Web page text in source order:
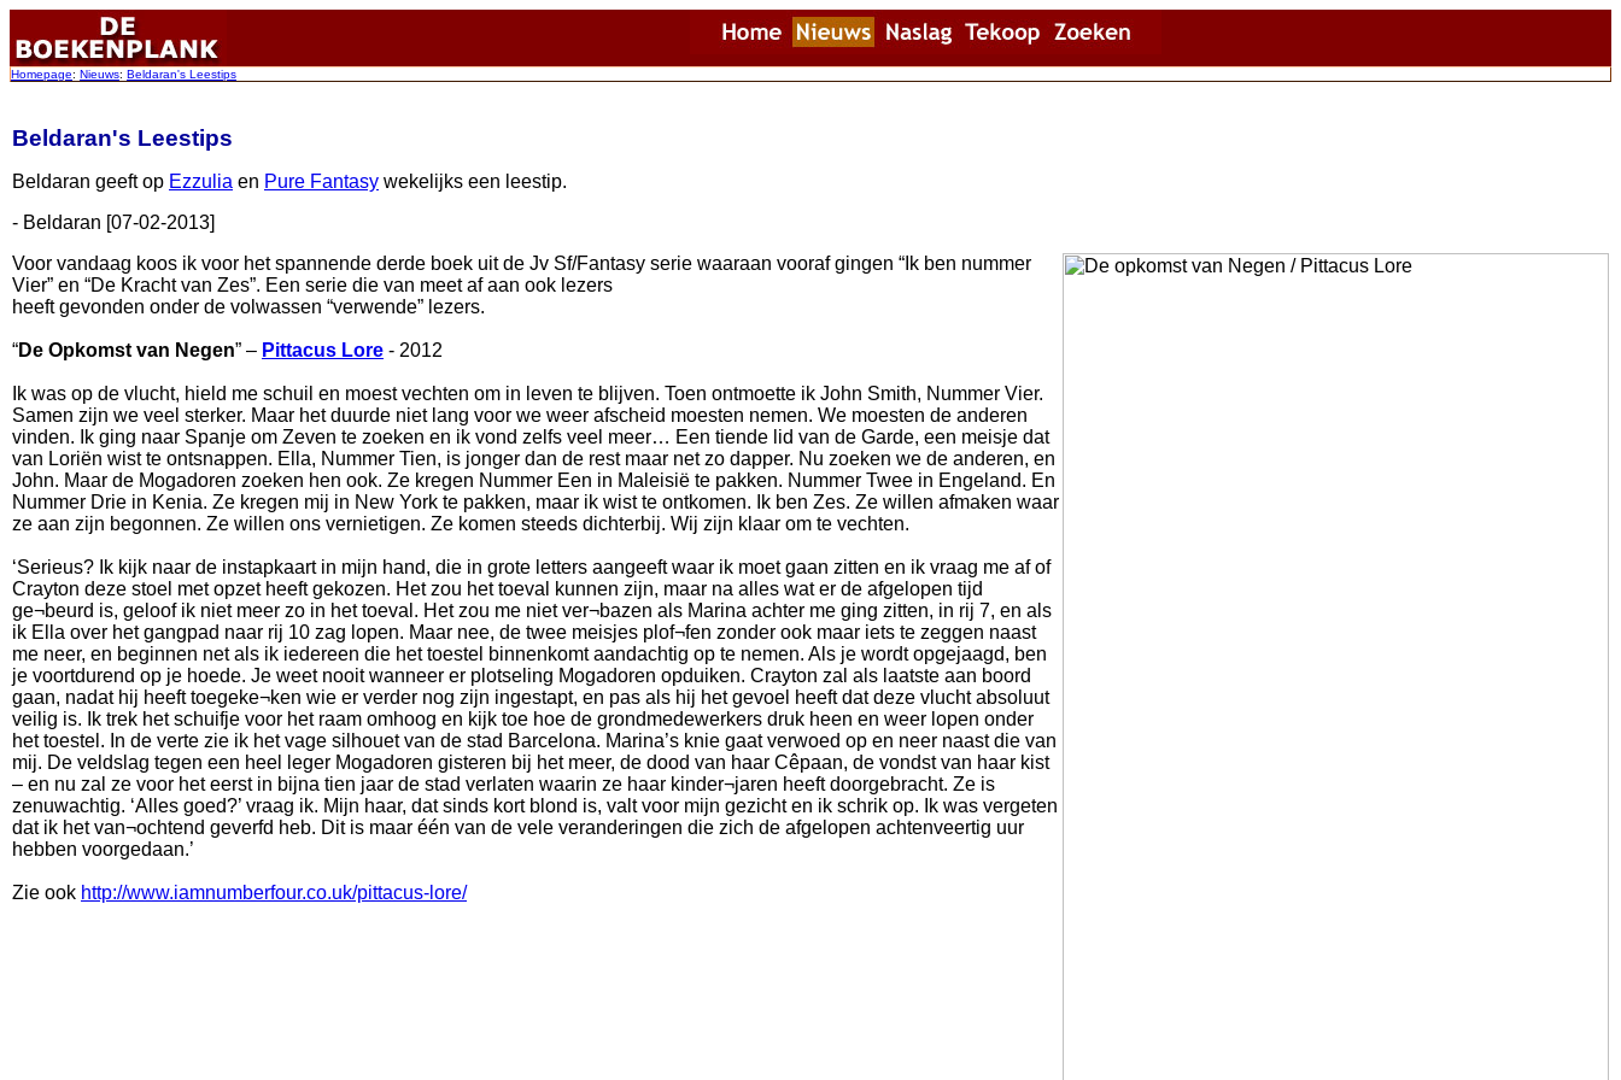
Homepage: Nieuws: Beldaran's Leestips
Beldaran's Leestips
Beldaran geeft op Ezzulia en Pure Fantasy wekelijks een leestip.
- Beldaran [07-02-2013]
Voor vandaag koos ik voor het spannende derde boek uit de Jv Sf/Fantasy serie waaraan vooraf gingen “Ik ben nummer
Vier” en “De Kracht van Zes”. Een serie die van meet af aan ook lezers
heeft gevonden onder de volwassen “verwende” lezers.
“De Opkomst van Negen” – Pittacus Lore - 2012
Ik was op de vlucht, hield me schuil en moest vechten om in leven te blijven. Toen ontmoette ik John Smith, Nummer Vier.
Samen zijn we veel sterker. Maar het duurde niet lang voor we weer afscheid moesten nemen. We moesten de anderen
vinden. Ik ging naar Spanje om Zeven te zoeken en ik vond zelfs veel meer… Een tiende lid van de Garde, een meisje dat
van Loriën wist te ontsnappen. Ella, Nummer Tien, is jonger dan de rest maar net zo dapper. Nu zoeken we de anderen, en
John. Maar de Mogadoren zoeken hen ook. Ze kregen Nummer Een in Maleisië te pakken. Nummer Twee in Engeland. En
Nummer Drie in Kenia. Ze kregen mij in New York te pakken, maar ik wist te ontkomen. Ik ben Zes. Ze willen afmaken waar
ze aan zijn begonnen. Ze willen ons vernietigen. Ze komen steeds dichterbij. Wij zijn klaar om te vechten.
‘Serieus? Ik kijk naar de instapkaart in mijn hand, die in grote letters aangeeft waar ik moet gaan zitten en ik vraag me af of
Crayton deze stoel met opzet heeft gekozen. Het zou het toeval kunnen zijn, maar na alles wat er de afgelopen tijd
ge¬beurd is, geloof ik niet meer zo in het toeval. Het zou me niet ver¬bazen als Marina achter me ging zitten, in rij 7, en als
ik Ella over het gangpad naar rij 10 zag lopen. Maar nee, de twee meisjes plof¬fen zonder ook maar iets te zeggen naast
me neer, en beginnen net als ik iedereen die het toestel binnenkomt aandachtig op te nemen. Als je wordt opgejaagd, ben
je voortdurend op je hoede. Je weet nooit wanneer er plotseling Mogadoren opduiken. Crayton zal als laatste aan boord
gaan, nadat hij heeft toegeke¬ken wie er verder nog zijn ingestapt, en pas als hij het gevoel heeft dat deze vlucht absoluut
veilig is. Ik trek het schuifje voor het raam omhoog en kijk toe hoe de grondmedewerkers druk heen en weer lopen onder
het toestel. In de verte zie ik het vage silhouet van de stad Barcelona. Marina’s knie gaat verwoed op en neer naast die van
mij. De veldslag tegen een heel leger Mogadoren gisteren bij het meer, de dood van haar Cêpaan, de vondst van haar kist
– en nu zal ze voor het eerst in bijna tien jaar de stad verlaten waarin ze haar kinder¬jaren heeft doorgebracht. Ze is
zenuwachtig. ‘Alles goed?’ vraag ik. Mijn haar, dat sinds kort blond is, valt voor mijn gezicht en ik schrik op. Ik was vergeten
dat ik het van¬ochtend geverfd heb. Dit is maar één van de vele veranderingen die zich de afgelopen achtenveertig uur
hebben voorgedaan.’
Zie ook http://www.iamnumberfour.co.uk/pittacus-lore/